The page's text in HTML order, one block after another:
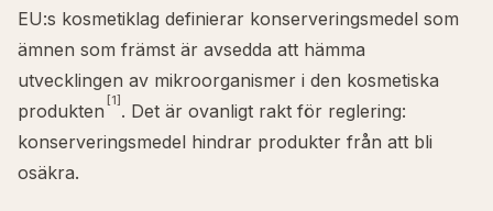
EU:s kosmetiklag definierar konserveringsmedel som
ämnen som främst är avsedda att hämma
utvecklingen av mikroorganismer i den kosmetiska
produkten [1] . Det är ovanligt rakt för reglering:
konserveringsmedel hindrar produkter från att bli
osäkra.